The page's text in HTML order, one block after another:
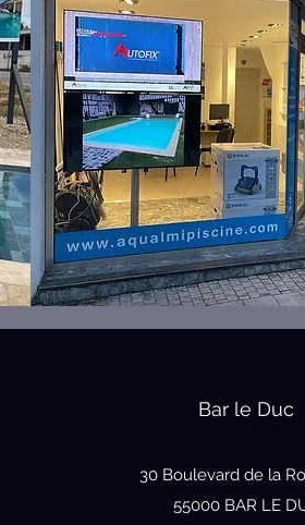
Bar le Duc
30 Boulevard de la
55000 BAR LE